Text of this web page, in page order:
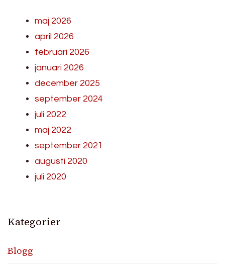
maj 2026
april 2026
februari 2026
januari 2026
december 2025
september 2024
juli 2022
maj 2022
september 2021
augusti 2020
juli 2020
Kategorier
Blogg